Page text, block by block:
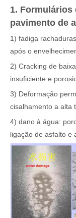
1. Formulários
pavimento de
1) fadiga
após o
2) Cracking de
insuficiente e
3) Deformação
cisalhamento a alta
4) dano à água:
ligação de asfalto e